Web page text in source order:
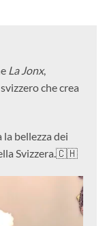
La Jonx,
che crea
bellezza dei
Svizzera.🇨🇭